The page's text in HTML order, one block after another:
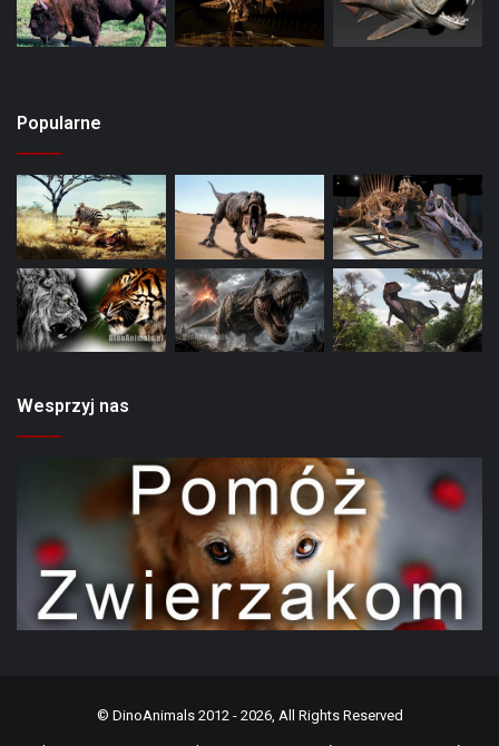
Popularne
Wesprzyj nas
© DinoAnimals2012 - 2026, All Rights Reserved